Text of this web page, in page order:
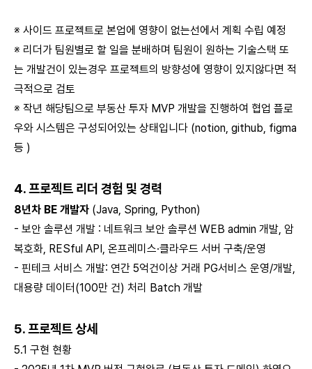
※ 사이드 프로젝트로 본업에 영향이 없는선에서 계획 수립 예정
※ 리더가 팀원별로 할 일을 분배하며 팀원이 원하는 기술스택 또
는 개발건이 있는경우 프로젝트의 방향성에 영향이 있지않다면 적
극적으로 검토
※ 작년 해당팀으로 부동산 투자 MVP 개발을 진행하여 협업 플로
우와 시스템은 구성되어있는 상태입니다 (notion, github, figma
등 )
4. 프로젝트 리더 경험 및 경력
8년차 BE 개발자 (Java, Spring, Python)
- 보안 솔루션 개발 : 네트워크 보안 솔루션 WEB admin 개발, 암
복호화, RESful API, 온프레미스·클라우드 서버 구축/운영
- 핀테크 서비스 개발: 연간 5억건이상 거래 PG서비스 운영/개발,
대용량 데이터(100만 건) 처리 Batch 개발
5. 프로젝트 상세
5.1 구현 현황